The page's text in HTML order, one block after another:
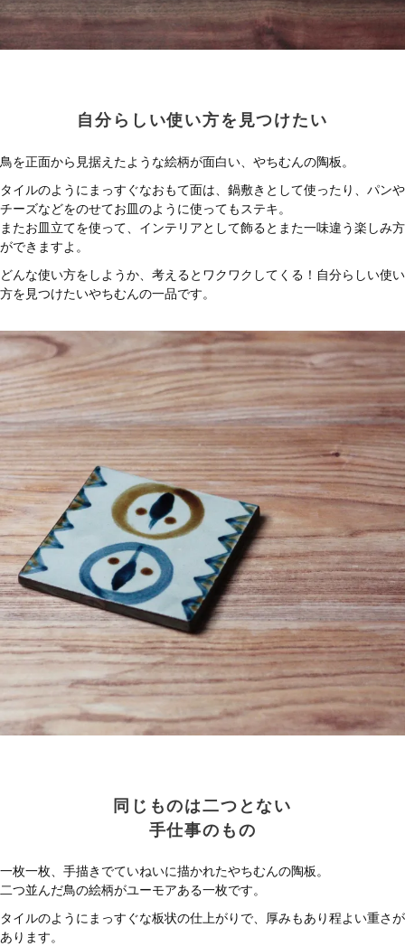
自分らしい使い方を見つけたい
鳥を正面から見据えたような絵柄が面白い、やちむんの陶板。
タイルのようにまっすぐなおもて面は、鍋敷きとして使ったり、パンや
チーズなどをのせてお皿のように使ってもステキ。
またお皿立てを使って、インテリアとして飾るとまた一味違う楽しみ方
ができますよ。
どんな使い方をしようか、考えるとワクワクしてくる！自分らしい使い
方を見つけたいやちむんの一品です。
同じものは二つとない
手仕事のもの
一枚一枚、手描きでていねいに描かれたやちむんの陶板。
二つ並んだ鳥の絵柄がユーモアある一枚です。
タイルのようにまっすぐな板状の仕上がりで、厚みもあり程よい重さが
あります。